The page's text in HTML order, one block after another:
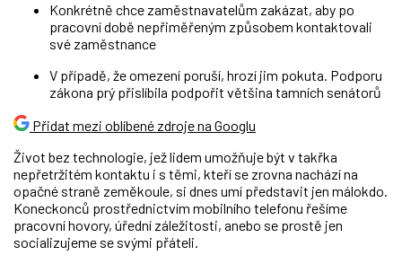
Konkrétně chce zaměstnavatelům zakázat, aby po
pracovní době nepřiměřeným způsobem kontaktovali
své zaměstnance
V případě, že omezení poruší, hrozí jim pokuta. Podporu
zákona prý přislíbila podpořit většina tamních senátorů
Přidat mezi oblíbené zdroje na Googlu
Život bez technologie, jež lidem umožňuje být v takřka
nepřetržitém kontaktu i s těmi, kteří se zrovna nachází na
opačné straně zeměkoule, si dnes umí představit jen málokdo.
Koneckonců prostřednictvím mobilního telefonu řešíme
pracovní hovory, úřední záležitosti, anebo se prostě jen
socializujeme se svými přáteli.